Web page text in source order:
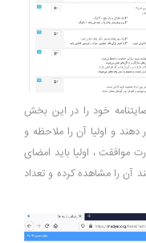
خود را در این بخش
دهند و اولیا آن را ملاحظه و
موافقت ، اولیا باید امضای
آن را مشاهده کرده و تعداد